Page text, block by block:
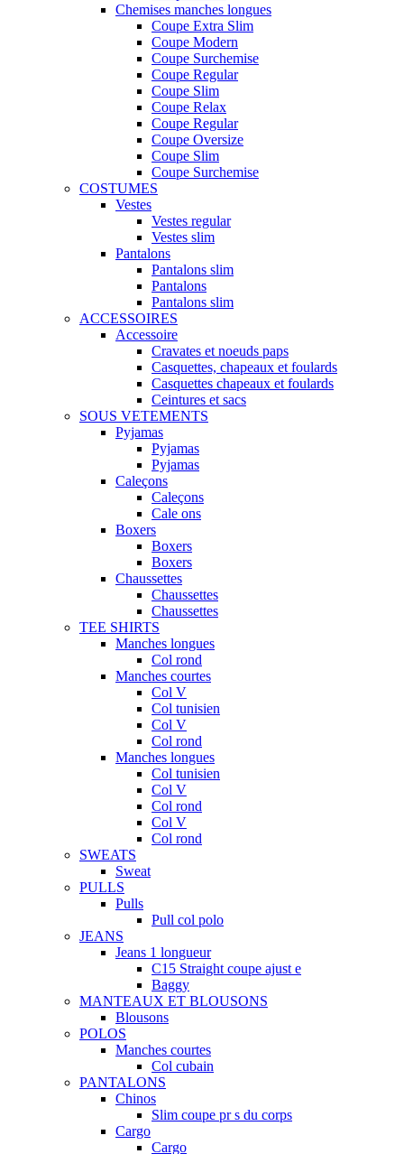
Chemises manches longues
Coupe Extra Slim
Coupe Modern
Coupe Surchemise
Coupe Regular
Coupe Slim
Coupe Relax
Coupe Regular
Coupe Oversize
Coupe Slim
Coupe Surchemise
COSTUMES
Vestes
Vestes regular
Vestes slim
Pantalons
Pantalons slim
Pantalons
Pantalons slim
ACCESSOIRES
Accessoire
Cravates et noeuds paps
Casquettes, chapeaux et foulards
Casquettes chapeaux et foulards
Ceintures et sacs
SOUS VETEMENTS
Pyjamas
Pyjamas
Pyjamas
Caleçons
Caleçons
Cale ons
Boxers
Boxers
Boxers
Chaussettes
Chaussettes
Chaussettes
TEE SHIRTS
Manches longues
Col rond
Manches courtes
Col V
Col tunisien
Col V
Col rond
Manches longues
Col tunisien
Col V
Col rond
Col V
Col rond
SWEATS
Sweat
PULLS
Pulls
Pull col polo
JEANS
Jeans 1 longueur
C15 Straight coupe ajust e
Baggy
MANTEAUX ET BLOUSONS
Blousons
POLOS
Manches courtes
Col cubain
PANTALONS
Chinos
Slim coupe pr s du corps
Cargo
Cargo